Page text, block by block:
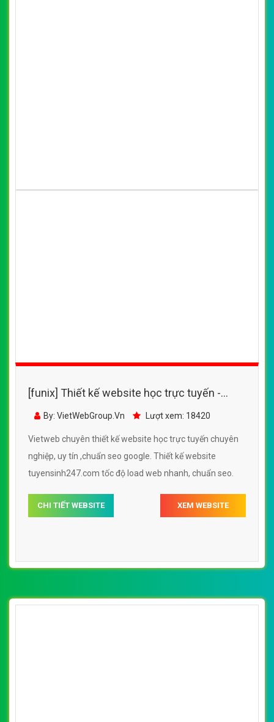
[funix] Thiết kế website học trực tuyến -
tuyensinh247.com
By: VietWebGroup.Vn Lượt xem: 18420
Vietweb chuyên thiết kế website học trực tuyến chuyên
nghiệp, uy tín ,chuẩn seo google. Thiết kế website
tuyensinh247.com tốc độ load web nhanh, chuẩn seo.
CHI TIẾT WEBSITE XEM WEBSITE